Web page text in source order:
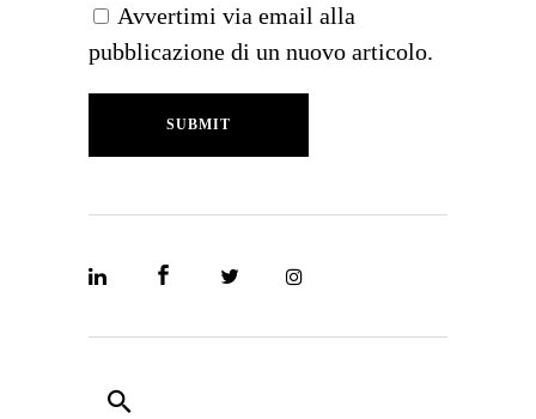
Avvertimi via email alla
pubblicazione di un nuovo articolo.
SUBMIT